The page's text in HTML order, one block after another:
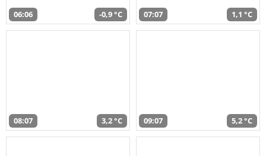
06:06 -0,9 °C 07:07 1,1 °C
08:07 3,2 °C 09:07 5,2 °C